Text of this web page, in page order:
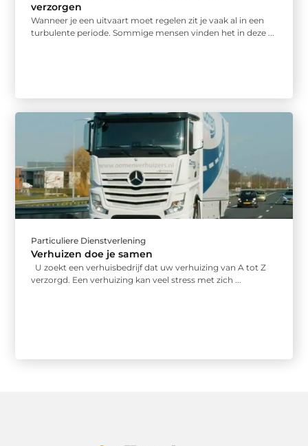
verzorgen
Wanneer je een uitvaart moet regelen zit je vaak al in een
turbulente periode. Sommige mensen vinden het in deze ...
Particuliere Dienstverlening
Verhuizen doe je samen
U zoekt een verhuisbedrijf dat uw verhuizing van A tot Z
verzorgd. Een verhuizing kan veel stress met zich ...